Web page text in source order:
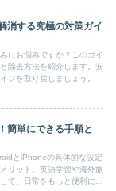
消する究極の対策ガイ
にお悩みですか？このガイ
除去方法を紹介します。安
フを取り戻しましょう。
簡単にできる手順と
とiPhoneの具体的な設定
リット、英語学習や海外旅
て、日常をもっと便利にし